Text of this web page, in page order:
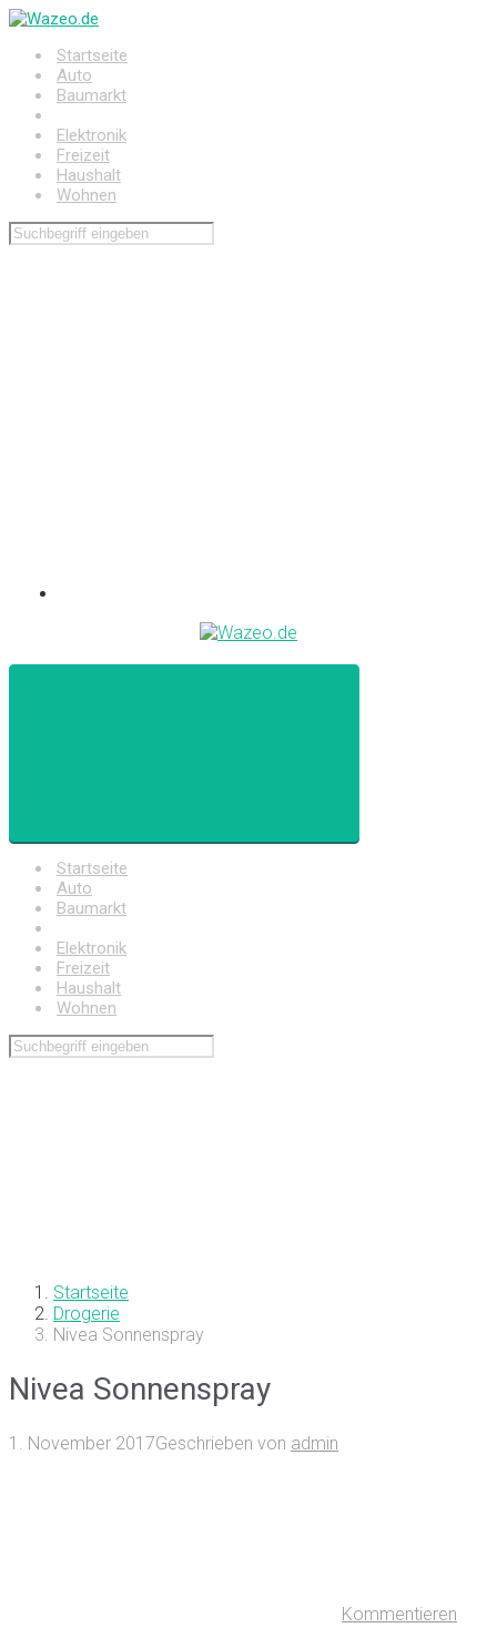
Zum
springenStartseite
Auto
Baumarkt
Elektronik
Freizeit
Haushalt
Wohnen
Startseite
Auto
Baumarkt
Elektronik
Freizeit
Haushalt
Wohnen
Startseite
Drogerie
Nivea Sonnenspray
Nivea Sonnenspray
1. November 2017Geschrieben von admin
Kommentieren